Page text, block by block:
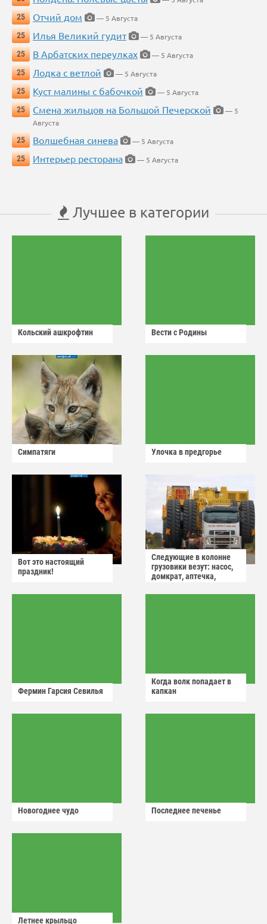
25
Отчий дом
— 5 Августа
25
Илья Великий гудит
— 5 Августа
25
В Арбатских переулках
— 5 Августа
25
Лодка с ветлой
— 5 Августа
25
Куст малины с бабочкой
— 5 Августа
25
Смена жильцов на Большой Печерской
— 5
Августа
25
Волшебная синева
— 5 Августа
25
Интерьер ресторана — 5 Августа
Лучшее в категории
Кольский ашкрофтин Вести с Родины
Симпатяги Улочка в предгорье
Вот это настоящий
праздник!
Следующие в колонне
грузовики везут: насос,
домкрат, аптечка,
Фермин Гарсия Севилья
Когда волк попадает в
капкан
Новогоднее чудо Последнее печенье
Летнее крыльцо